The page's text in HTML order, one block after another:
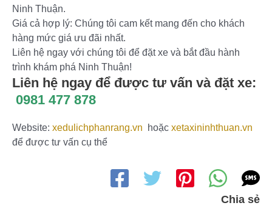
Ninh Thuận.
Giá cả hợp lý: Chúng tôi cam kết mang đến cho khách
hàng mức giá ưu đãi nhất.
Liên hệ ngay với chúng tôi để đặt xe và bắt đầu hành
trình khám phá Ninh Thuận!
Liên hệ ngay để được tư vấn và đặt xe:
0981 477 878
Website: xedulichphanrang.vn hoặc xetaxininhthuan.vn
để được tư vấn cụ thể
Chia sẻ